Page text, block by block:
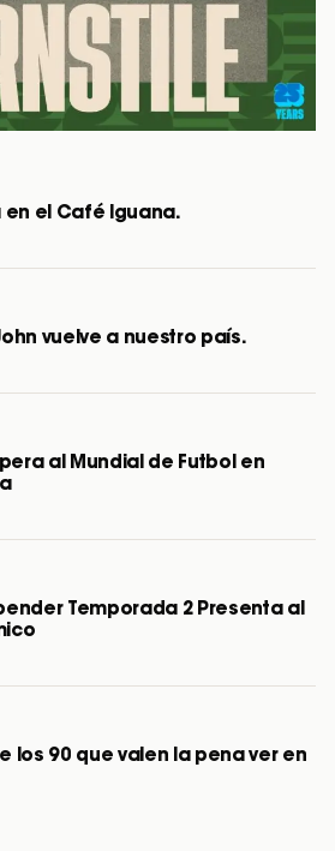
en el Café Iguana.
vuelve a nuestro país.
al Mundial de Futbol en
Temporada 2 Presenta al
los 90 que valen la pena ver en